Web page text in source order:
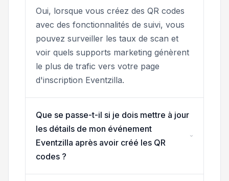
Oui, lorsque vous créez des QR codes
avec des fonctionnalités de suivi, vous
pouvez surveiller les taux de scan et
voir quels supports marketing génèrent
le plus de trafic vers votre page
d'inscription Eventzilla.
Que se passe-t-il si je dois mettre à jour
les détails de mon événement
Eventzilla après avoir créé les QR
codes ?